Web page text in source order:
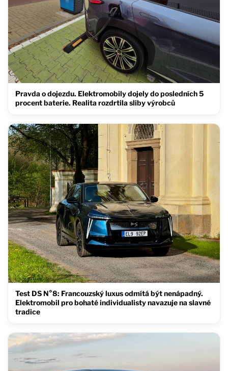
Pravda o dojezdu. Elektromobily dojely do posledních 5
procent baterie. Realita rozdrtila sliby výrobců
Test DS N°8: Francouzský luxus odmítá být nenápadný.
Elektromobil pro bohaté individualisty navazuje na slavné
tradice